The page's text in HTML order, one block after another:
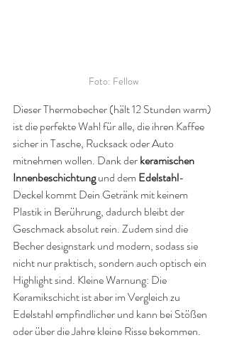
Foto: Fellow
Dieser Thermobecher (hält 12 Stunden warm)
ist die perfekte Wahl für alle, die ihren Kaffee
sicher in Tasche, Rucksack oder Auto
mitnehmen wollen. Dank der keramischen
Innenbeschichtung und dem Edelstahl-
Deckel kommt Dein Getränk mit keinem
Plastik in Berührung, dadurch bleibt der
Geschmack absolut rein. Zudem sind die
Becher designstark und modern, sodass sie
nicht nur praktisch, sondern auch optisch ein
Highlight sind. Kleine Warnung: Die
Keramikschicht ist aber im Vergleich zu
Edelstahl empfindlicher und kann bei Stößen
oder über die Jahre kleine Risse bekommen.